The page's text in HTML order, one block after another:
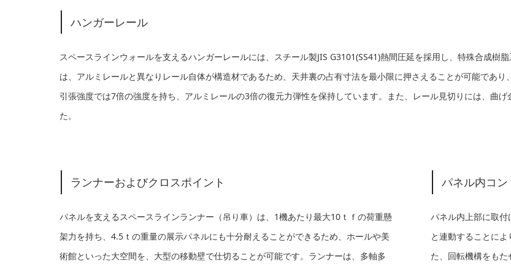
ハンガーレール
スペースラインウォールを支えるハンガーレールには、スチール製JIS G3101(SS41)熱間圧延を採用し、特殊合成樹
は、アルミレールと異なりレール自体が構造材であるため、天井裏の占有寸法を最小限に押さえることが可能であり
引張強度では7倍の強度を持ち、アルミレールの3倍の復元力弾性を保持しています。また、レール見切りには、曲
た。
ランナーおよびクロスポイント
パネルを支えるスペースラインランナー（吊り車）は、1機あたり最大10ｔｆの荷重懸
架力を持ち、4.5ｔの重量の展示パネルにも十分耐えることができるため、ホールや美
術館といった大空間を、大型の移動壁で仕切ることが可能です。ランナーは、多軸多
パネル内コ
パネル内上部に取
と連動することに
た、回転機構をも